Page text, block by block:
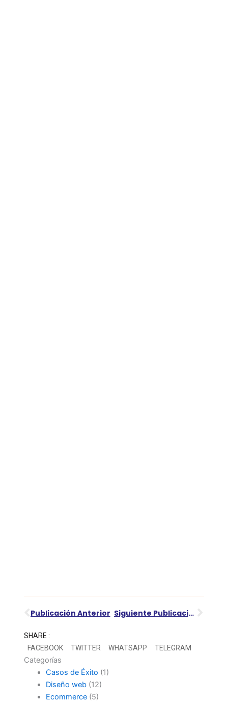
Ant
Publicación Anterior Siguiente Publicación
SHARE :
FACEBOOK
TWITTER WHATSAPP TELEGRAM
Categorías
Casos de Éxito (1)
Diseño web (12)
Ecommerce (5)